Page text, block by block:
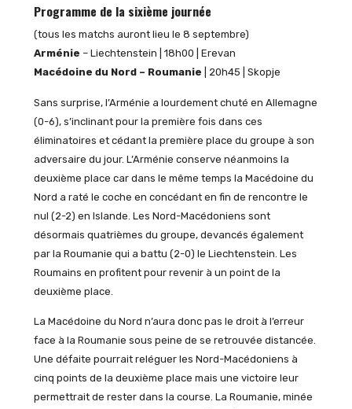
Programme de la sixième journée
(tous les matchs auront lieu le 8 septembre)
Arménie – Liechtenstein | 18h00 | Erevan
Macédoine du Nord – Roumanie | 20h45 | Skopje
Sans surprise, l’Arménie a lourdement chuté en Allemagne
(0-6), s’inclinant pour la première fois dans ces
éliminatoires et cédant la première place du groupe à son
adversaire du jour. L’Arménie conserve néanmoins la
deuxième place car dans le même temps la Macédoine du
Nord a raté le coche en concédant en fin de rencontre le
nul (2-2) en Islande. Les Nord-Macédoniens sont
désormais quatrièmes du groupe, devancés également
par la Roumanie qui a battu (2-0) le Liechtenstein. Les
Roumains en profitent pour revenir à un point de la
deuxième place.
La Macédoine du Nord n’aura donc pas le droit à l’erreur
face à la Roumanie sous peine de se retrouvée distancée.
Une défaite pourrait reléguer les Nord-Macédoniens à
cinq points de la deuxième place mais une victoire leur
permettrait de rester dans la course. La Roumanie, minée